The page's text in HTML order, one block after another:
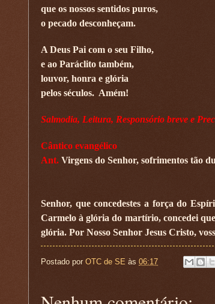
que os nossos sentidos puros,
o pecado desconheçam.
A Deus Pai com o seu Filho,
e ao Paráclito também,
louvor, honra e glória
pelos séculos. Amém!
Salmodia, Leitura, Responsório breve e
Cântico evangélico
Ant. Virgens do Senhor, sofrimentos tão
Senhor, que concedestes a força do
Carmelo à glória do martírio, concedei
glória. Por Nosso Senhor Jesus Cristo,
Postado por OTC de SE às 06:17